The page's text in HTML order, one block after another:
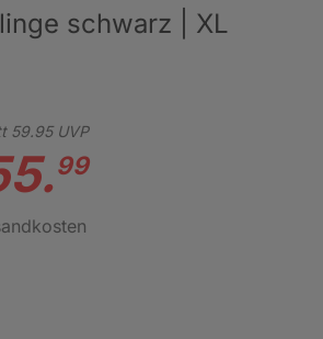
schwarz | XL
59.95UVP
99